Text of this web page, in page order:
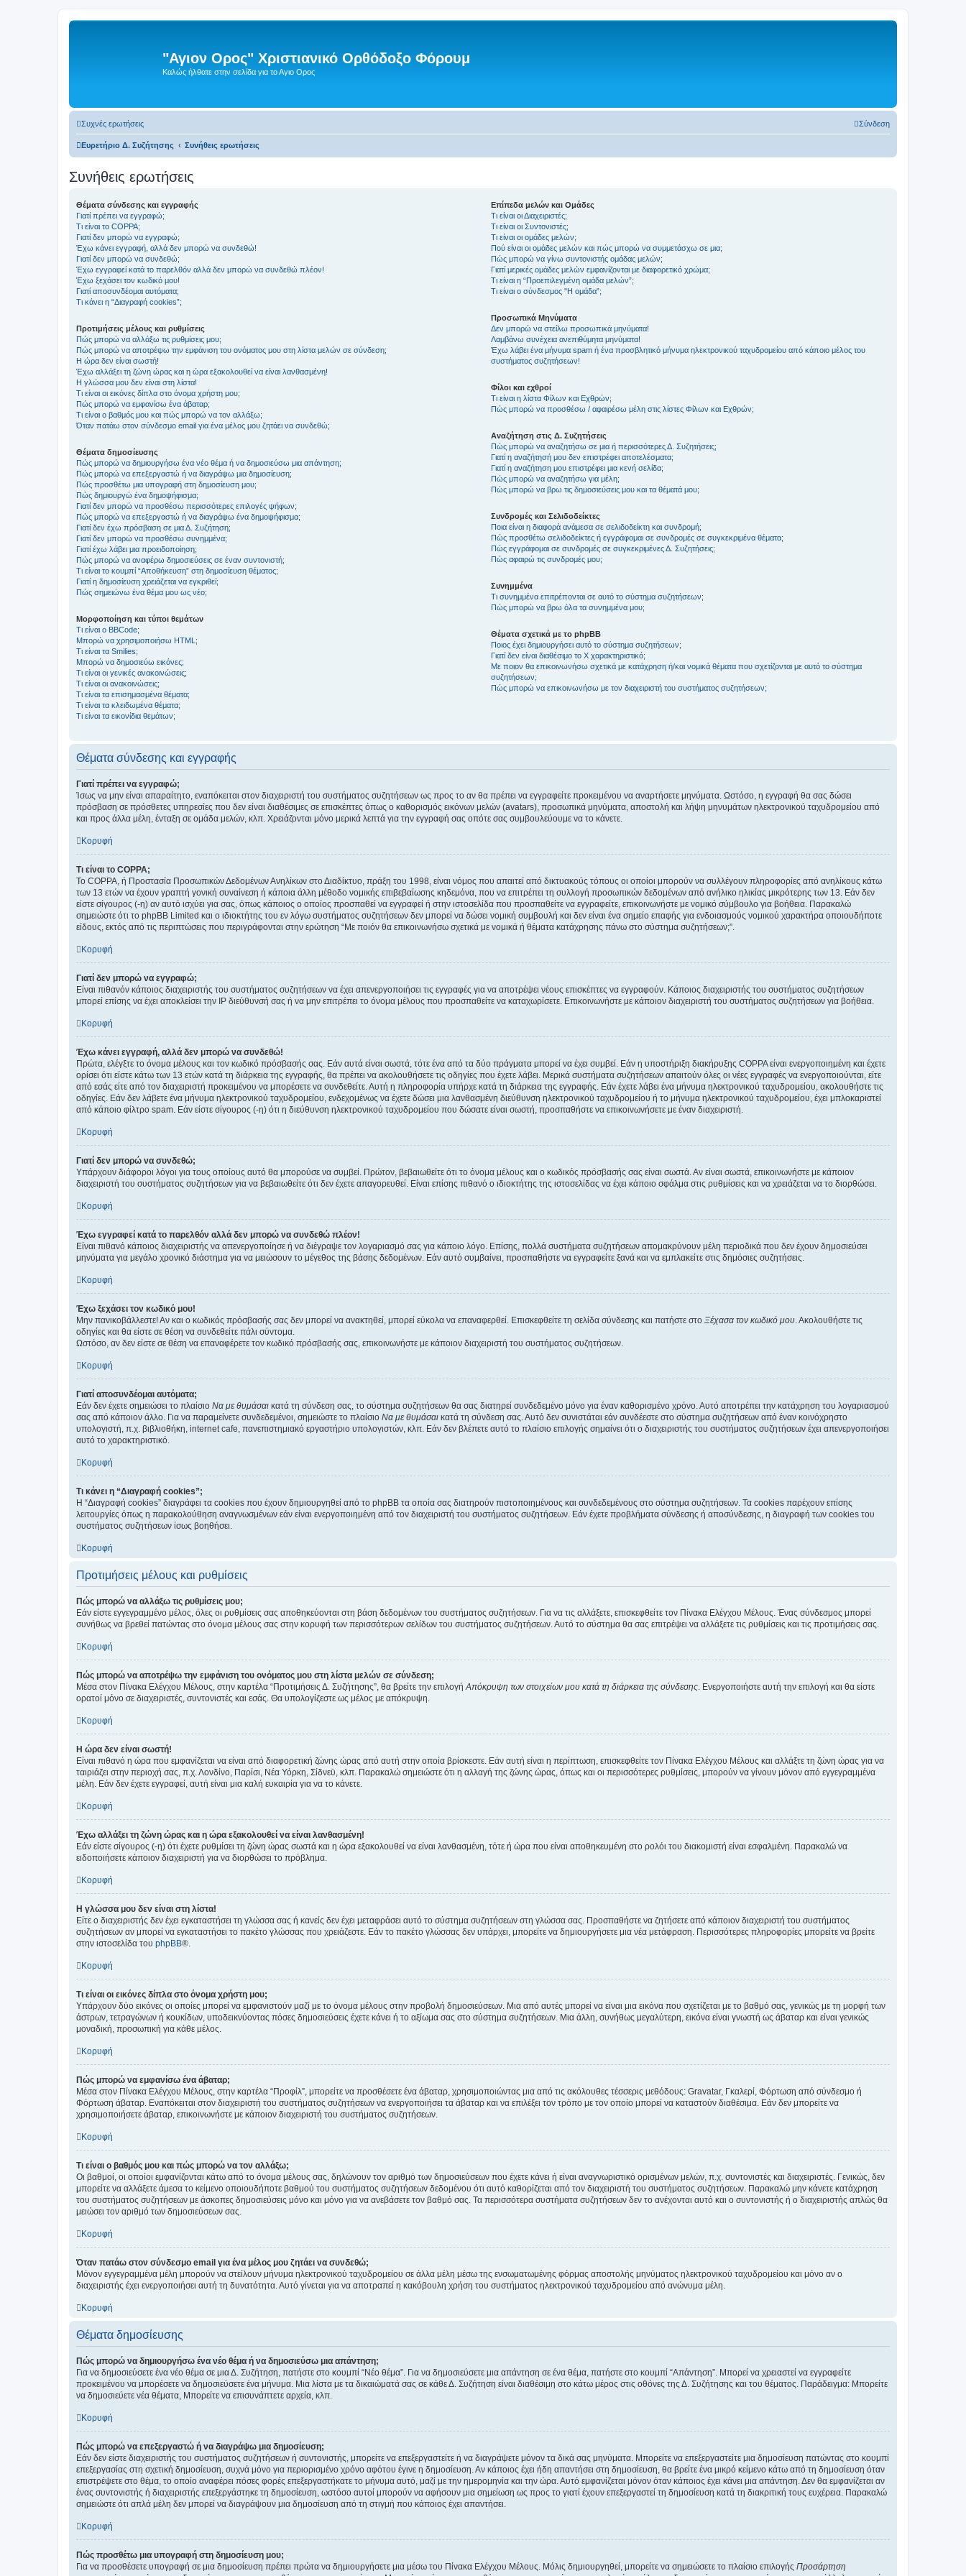
"Αγιον Ορος" Χριστιανικό Ορθόδοξο Φόρουμ
Καλώς ήλθατε στην σελίδα για το Αγιο Ορος
Συχνές ερωτήσεις Σύνδεση
Ευρετήριο Δ. Συζήτησης Συνήθεις ερωτήσεις
Συνήθεις ερωτήσεις
Θέματα σύνδεσης και εγγραφής
Γιατί πρέπει να εγγραφώ;
Τι είναι το COPPA;
Γιατί δεν μπορώ να εγγραφώ;
Έχω κάνει εγγραφή, αλλά δεν μπορώ να συνδεθώ!
Γιατί δεν μπορώ να συνδεθώ;
Έχω εγγραφεί κατά το παρελθόν αλλά δεν μπορώ να συνδεθώ πλέον!
Έχω ξεχάσει τον κωδικό μου!
Γιατί αποσυνδέομαι αυτόματα;
Τι κάνει η “Διαγραφή cookies”;
Προτιμήσεις μέλους και ρυθμίσεις
Πώς μπορώ να αλλάξω τις ρυθμίσεις μου;
Πώς μπορώ να αποτρέψω την εμφάνιση του ονόματος μου στη λίστα μελών σε σύνδεση;
Η ώρα δεν είναι σωστή!
Έχω αλλάξει τη ζώνη ώρας και η ώρα εξακολουθεί να είναι λανθασμένη!
Η γλώσσα μου δεν είναι στη λίστα!
Τι είναι οι εικόνες δίπλα στο όνομα χρήστη μου;
Πώς μπορώ να εμφανίσω ένα άβαταρ;
Τι είναι ο βαθμός μου και πώς μπορώ να τον αλλάξω;
Όταν πατάω στον σύνδεσμο email για ένα μέλος μου ζητάει να συνδεθώ;
Θέματα δημοσίευσης
Πώς μπορώ να δημιουργήσω ένα νέο θέμα ή να δημοσιεύσω μια απάντηση;
Πώς μπορώ να επεξεργαστώ ή να διαγράψω μια δημοσίευση;
Πώς προσθέτω μια υπογραφή στη δημοσίευση μου;
Πώς δημιουργώ ένα δημοψήφισμα;
Γιατί δεν μπορώ να προσθέσω περισσότερες επιλογές ψήφων;
Πώς μπορώ να επεξεργαστώ ή να διαγράψω ένα δημοψήφισμα;
Γιατί δεν έχω πρόσβαση σε μια Δ. Συζήτηση;
Γιατί δεν μπορώ να προσθέσω συνημμένα;
Γιατί έχω λάβει μια προειδοποίηση;
Πώς μπορώ να αναφέρω δημοσιεύσεις σε έναν συντονιστή;
Τι είναι το κουμπί “Αποθήκευση” στη δημοσίευση θέματος;
Γιατί η δημοσίευση χρειάζεται να εγκριθεί;
Πώς σημειώνω ένα θέμα μου ως νέο;
Μορφοποίηση και τύποι θεμάτων
Τι είναι ο BBCode;
Μπορώ να χρησιμοποιήσω HTML;
Τι είναι τα Smilies;
Μπορώ να δημοσιεύω εικόνες;
Τι είναι οι γενικές ανακοινώσεις;
Τι είναι οι ανακοινώσεις;
Τι είναι τα επισημασμένα θέματα;
Τι είναι τα κλειδωμένα θέματα;
Τι είναι τα εικονίδια θεμάτων;
Επίπεδα μελών και Ομάδες
Τι είναι οι Διαχειριστές;
Τι είναι οι Συντονιστές;
Τι είναι οι ομάδες μελών;
Πού είναι οι ομάδες μελών και πώς μπορώ να συμμετάσχω σε μια;
Πώς μπορώ να γίνω συντονιστής ομάδας μελών;
Γιατί μερικές ομάδες μελών εμφανίζονται με διαφορετικό χρώμα;
Τι είναι η “Προεπιλεγμένη ομάδα μελών”;
Τι είναι ο σύνδεσμος "Η ομάδα”;
Προσωπικά Μηνύματα
Δεν μπορώ να στείλω προσωπικά μηνύματα!
Λαμβάνω συνέχεια ανεπιθύμητα μηνύματα!
Έχω λάβει ένα μήνυμα spam ή ένα προσβλητικό μήνυμα ηλεκτρονικού ταχυδρομείου από κάποιο μέλος του
συστήματος συζητήσεων!
Φίλοι και εχθροί
Τι είναι η λίστα Φίλων και Εχθρών;
Πώς μπορώ να προσθέσω / αφαιρέσω μέλη στις λίστες Φίλων και Εχθρών;
Αναζήτηση στις Δ. Συζητήσεις
Πώς μπορώ να αναζητήσω σε μια ή περισσότερες Δ. Συζητήσεις;
Γιατί η αναζήτησή μου δεν επιστρέφει αποτελέσματα;
Γιατί η αναζήτηση μου επιστρέφει μια κενή σελίδα;
Πώς μπορώ να αναζητήσω για μέλη;
Πώς μπορώ να βρω τις δημοσιεύσεις μου και τα θέματά μου;
Συνδρομές και Σελιδοδείκτες
Ποια είναι η διαφορά ανάμεσα σε σελιδοδείκτη και συνδρομή;
Πώς προσθέτω σελιδοδείκτες ή εγγράφομαι σε συνδρομές σε συγκεκριμένα θέματα;
Πώς εγγράφομαι σε συνδρομές σε συγκεκριμένες Δ. Συζητήσεις;
Πώς αφαιρώ τις συνδρομές μου;
Συνημμένα
Τι συνημμένα επιτρέπονται σε αυτό το σύστημα συζητήσεων;
Πώς μπορώ να βρω όλα τα συνημμένα μου;
Θέματα σχετικά με το phpBB
Ποιος έχει δημιουργήσει αυτό το σύστημα συζητήσεων;
Γιατί δεν είναι διαθέσιμο το Χ χαρακτηριστικό;
Με ποιον θα επικοινωνήσω σχετικά με κατάχρηση ή/και νομικά θέματα που σχετίζονται με αυτό το σύστημα
συζητήσεων;
Πώς μπορώ να επικοινωνήσω με τον διαχειριστή του συστήματος συζητήσεων;
Θέματα σύνδεσης και εγγραφής
Γιατί πρέπει να εγγραφώ;
Ίσως να μην είναι απαραίτητο, εναπόκειται στον διαχειριστή του συστήματος συζητήσεων ως προς το αν θα πρέπει να εγγραφείτε προκειμένου να αναρτήσετε μηνύματα. Ωστόσο, η εγγραφή θα σας δώσει
πρόσβαση σε πρόσθετες υπηρεσίες που δεν είναι διαθέσιμες σε επισκέπτες όπως ο καθορισμός εικόνων μελών (avatars), προσωπικά μηνύματα, αποστολή και λήψη μηνυμάτων ηλεκτρονικού ταχυδρομείου από
και προς άλλα μέλη, ένταξη σε ομάδα μελών, κλπ. Χρειάζονται μόνο μερικά λεπτά για την εγγραφή σας οπότε σας συμβουλεύουμε να το κάνετε.
Κορυφή
Τι είναι το COPPA;
Το COPPA, ή Προστασία Προσωπικών Δεδομένων Ανηλίκων στο Διαδίκτυο, πράξη του 1998, είναι νόμος που απαιτεί από δικτυακούς τόπους οι οποίοι μπορούν να συλλέγουν πληροφορίες από ανηλίκους κάτω
των 13 ετών να έχουν γραπτή γονική συναίνεση ή κάποια άλλη μέθοδο νομικής επιβεβαίωσης κηδεμόνα, που να επιτρέπει τη συλλογή προσωπικών δεδομένων από ανήλικο ηλικίας μικρότερης των 13. Εάν δεν
είστε σίγουρος (-η) αν αυτό ισχύει για σας, όπως κάποιος ο οποίος προσπαθεί να εγγραφεί ή στην ιστοσελίδα που προσπαθείτε να εγγραφείτε, επικοινωνήστε με νομικό σύμβουλο για βοήθεια. Παρακαλώ
σημειώστε ότι το phpBB Limited και ο ιδιοκτήτης του εν λόγω συστήματος συζητήσεων δεν μπορεί να δώσει νομική συμβουλή και δεν είναι ένα σημείο επαφής για ενδοιασμούς νομικού χαρακτήρα οποιουδήποτε
είδους, εκτός από τις περιπτώσεις που περιγράφονται στην ερώτηση “Με ποιόν θα επικοινωνήσω σχετικά με νομικά ή θέματα κατάχρησης πάνω στο σύστημα συζητήσεων;”.
Κορυφή
Γιατί δεν μπορώ να εγγραφώ;
Είναι πιθανόν κάποιος διαχειριστής του συστήματος συζητήσεων να έχει απενεργοποιήσει τις εγγραφές για να αποτρέψει νέους επισκέπτες να εγγραφούν. Κάποιος διαχειριστής του συστήματος συζητήσεων
μπορεί επίσης να έχει αποκλείσει την IP διεύθυνσή σας ή να μην επιτρέπει το όνομα μέλους που προσπαθείτε να καταχωρίσετε. Επικοινωνήστε με κάποιον διαχειριστή του συστήματος συζητήσεων για βοήθεια.
Κορυφή
Έχω κάνει εγγραφή, αλλά δεν μπορώ να συνδεθώ!
Πρώτα, ελέγξτε το όνομα μέλους και τον κωδικό πρόσβασής σας. Εάν αυτά είναι σωστά, τότε ένα από τα δύο πράγματα μπορεί να έχει συμβεί. Εάν η υποστήριξη διακήρυξης COPPA είναι ενεργοποιημένη και έχετε
ορίσει ότι είστε κάτω των 13 ετών κατά τη διάρκεια της εγγραφής, θα πρέπει να ακολουθήσετε τις οδηγίες που έχετε λάβει. Μερικά συστήματα συζητήσεων απαιτούν όλες οι νέες εγγραφές να ενεργοποιούνται, είτε
από εσάς είτε από τον διαχειριστή προκειμένου να μπορέσετε να συνδεθείτε. Αυτή η πληροφορία υπήρχε κατά τη διάρκεια της εγγραφής. Εάν έχετε λάβει ένα μήνυμα ηλεκτρονικού ταχυδρομείου, ακολουθήστε τις
οδηγίες. Εάν δεν λάβετε ένα μήνυμα ηλεκτρονικού ταχυδρομείου, ενδεχομένως να έχετε δώσει μια λανθασμένη διεύθυνση ηλεκτρονικού ταχυδρομείου ή το μήνυμα ηλεκτρονικού ταχυδρομείου, έχει μπλοκαριστεί
από κάποιο φίλτρο spam. Εάν είστε σίγουρος (-η) ότι η διεύθυνση ηλεκτρονικού ταχυδρομείου που δώσατε είναι σωστή, προσπαθήστε να επικοινωνήσετε με έναν διαχειριστή.
Κορυφή
Γιατί δεν μπορώ να συνδεθώ;
Υπάρχουν διάφοροι λόγοι για τους οποίους αυτό θα μπορούσε να συμβεί. Πρώτον, βεβαιωθείτε ότι το όνομα μέλους και ο κωδικός πρόσβασής σας είναι σωστά. Αν είναι σωστά, επικοινωνήστε με κάποιον
διαχειριστή του συστήματος συζητήσεων για να βεβαιωθείτε ότι δεν έχετε απαγορευθεί. Είναι επίσης πιθανό ο ιδιοκτήτης της ιστοσελίδας να έχει κάποιο σφάλμα στις ρυθμίσεις και να χρειάζεται να το διορθώσει.
Κορυφή
Έχω εγγραφεί κατά το παρελθόν αλλά δεν μπορώ να συνδεθώ πλέον!
Είναι πιθανό κάποιος διαχειριστής να απενεργοποίησε ή να διέγραψε τον λογαριασμό σας για κάποιο λόγο. Επίσης, πολλά συστήματα συζητήσεων απομακρύνουν μέλη περιοδικά που δεν έχουν δημοσιεύσει
μηνύματα για μεγάλο χρονικό διάστημα για να μειώσουν το μέγεθος της βάσης δεδομένων. Εάν αυτό συμβαίνει, προσπαθήστε να εγγραφείτε ξανά και να εμπλακείτε στις δημόσιες συζητήσεις.
Κορυφή
Έχω ξεχάσει τον κωδικό μου!
Μην πανικοβάλλεστε! Αν και ο κωδικός πρόσβασής σας δεν μπορεί να ανακτηθεί, μπορεί εύκολα να επαναφερθεί. Επισκεφθείτε τη σελίδα σύνδεσης και πατήστε στο Ξέχασα τον κωδικό μου. Ακολουθήστε τις
οδηγίες και θα είστε σε θέση να συνδεθείτε πάλι σύντομα.
Ωστόσο, αν δεν είστε σε θέση να επαναφέρετε τον κωδικό πρόσβασής σας, επικοινωνήστε με κάποιον διαχειριστή του συστήματος συζητήσεων.
Κορυφή
Γιατί αποσυνδέομαι αυτόματα;
Εάν δεν έχετε σημειώσει το πλαίσιο Να με θυμάσαι κατά τη σύνδεση σας, το σύστημα συζητήσεων θα σας διατηρεί συνδεδεμένο μόνο για έναν καθορισμένο χρόνο. Αυτό αποτρέπει την κατάχρηση του λογαριασμού
σας από κάποιον άλλο. Για να παραμείνετε συνδεδεμένοι, σημειώστε το πλαίσιο Να με θυμάσαι κατά τη σύνδεση σας. Αυτό δεν συνιστάται εάν συνδέεστε στο σύστημα συζητήσεων από έναν κοινόχρηστο
υπολογιστή, π.χ. βιβλιοθήκη, internet cafe, πανεπιστημιακό εργαστήριο υπολογιστών, κλπ. Εάν δεν βλέπετε αυτό το πλαίσιο επιλογής σημαίνει ότι ο διαχειριστής του συστήματος συζητήσεων έχει απενεργοποιήσει
αυτό το χαρακτηριστικό.
Κορυφή
Τι κάνει η “Διαγραφή cookies”;
Η “Διαγραφή cookies” διαγράφει τα cookies που έχουν δημιουργηθεί από το phpBB τα οποία σας διατηρούν πιστοποιημένους και συνδεδεμένους στο σύστημα συζητήσεων. Τα cookies παρέχουν επίσης
λειτουργίες όπως η παρακολούθηση αναγνωσμένων εάν είναι ενεργοποιημένη από τον διαχειριστή του συστήματος συζητήσεων. Εάν έχετε προβλήματα σύνδεσης ή αποσύνδεσης, η διαγραφή των cookies του
συστήματος συζητήσεων ίσως βοηθήσει.
Κορυφή
Προτιμήσεις μέλους και ρυθμίσεις
Πώς μπορώ να αλλάξω τις ρυθμίσεις μου;
Εάν είστε εγγεγραμμένο μέλος, όλες οι ρυθμίσεις σας αποθηκεύονται στη βάση δεδομένων του συστήματος συζητήσεων. Για να τις αλλάξετε, επισκεφθείτε τον Πίνακα Ελέγχου Μέλους. Ένας σύνδεσμος μπορεί
συνήθως να βρεθεί πατώντας στο όνομα μέλους σας στην κορυφή των περισσότερων σελίδων του συστήματος συζητήσεων. Αυτό το σύστημα θα σας επιτρέψει να αλλάξετε τις ρυθμίσεις και τις προτιμήσεις σας.
Κορυφή
Πώς μπορώ να αποτρέψω την εμφάνιση του ονόματος μου στη λίστα μελών σε σύνδεση;
Μέσα στον Πίνακα Ελέγχου Μέλους, στην καρτέλα “Προτιμήσεις Δ. Συζήτησης”, θα βρείτε την επιλογήΑπόκρυψη των στοιχείων μου κατά τη διάρκεια της σύνδεσης. Ενεργοποιήστε αυτή την επιλογή και θα είστε
ορατοί μόνο σε διαχειριστές, συντονιστές και εσάς. Θα υπολογίζεστε ως μέλος με απόκρυψη.
Κορυφή
Η ώρα δεν είναι σωστή!
Είναι πιθανό η ώρα που εμφανίζεται να είναι από διαφορετική ζώνης ώρας από αυτή στην οποία βρίσκεστε. Εάν αυτή είναι η περίπτωση, επισκεφθείτε τον Πίνακα Ελέγχου Μέλους και αλλάξτε τη ζώνη ώρας για να
ταιριάζει στην περιοχή σας, π.χ. Λονδίνο, Παρίσι, Νέα Υόρκη, Σίδνεϋ, κλπ. Παρακαλώ σημειώστε ότι η αλλαγή της ζώνης ώρας, όπως και οι περισσότερες ρυθμίσεις, μπορούν να γίνουν μόνον από εγγεγραμμένα
μέλη. Εάν δεν έχετε εγγραφεί, αυτή είναι μια καλή ευκαιρία για να το κάνετε.
Κορυφή
Έχω αλλάξει τη ζώνη ώρας και η ώρα εξακολουθεί να είναι λανθασμένη!
Εάν είστε σίγουρος (-η) ότι έχετε ρυθμίσει τη ζώνη ώρας σωστά και η ώρα εξακολουθεί να είναι λανθασμένη, τότε ή ώρα που είναι αποθηκευμένη στο ρολόι του διακομιστή είναι εσφαλμένη. Παρακαλώ να
ειδοποιήσετε κάποιον διαχειριστή για να διορθώσει το πρόβλημα.
Κορυφή
Η γλώσσα μου δεν είναι στη λίστα!
Είτε ο διαχειριστής δεν έχει εγκαταστήσει τη γλώσσα σας ή κανείς δεν έχει μεταφράσει αυτό το σύστημα συζητήσεων στη γλώσσα σας. Προσπαθήστε να ζητήσετε από κάποιον διαχειριστή του συστήματος
συζητήσεων αν μπορεί να εγκαταστήσει το πακέτο γλώσσας που χρειάζεστε. Εάν το πακέτο γλώσσας δεν υπάρχει, μπορείτε να δημιουργήσετε μια νέα μετάφραση. Περισσότερες πληροφορίες μπορείτε να βρείτε
στην ιστοσελίδα του phpBB®.
Κορυφή
Τι είναι οι εικόνες δίπλα στο όνομα χρήστη μου;
Υπάρχουν δύο εικόνες οι οποίες μπορεί να εμφανιστούν μαζί με το όνομα μέλους στην προβολή δημοσιεύσεων. Μια από αυτές μπορεί να είναι μια εικόνα που σχετίζεται με το βαθμό σας, γενικώς με τη μορφή των
άστρων, τετραγώνων ή κουκίδων, υποδεικνύοντας πόσες δημοσιεύσεις έχετε κάνει ή το αξίωμα σας στο σύστημα συζητήσεων. Μια άλλη, συνήθως μεγαλύτερη, εικόνα είναι γνωστή ως άβαταρ και είναι γενικώς
μοναδική, προσωπική για κάθε μέλος.
Κορυφή
Πώς μπορώ να εμφανίσω ένα άβαταρ;
Μέσα στον Πίνακα Ελέγχου Μέλους, στην καρτέλα “Προφίλ”, μπορείτε να προσθέσετε ένα άβαταρ, χρησιμοποιώντας μια από τις ακόλουθες τέσσερις μεθόδους: Gravatar, Γκαλερί, Φόρτωση από σύνδεσμο ή
Φόρτωση άβαταρ. Εναπόκειται στον διαχειριστή του συστήματος συζητήσεων να ενεργοποιήσει τα άβαταρ και να επιλέξει τον τρόπο με τον οποίο μπορεί να καταστούν διαθέσιμα. Εάν δεν μπορείτε να
χρησιμοποιήσετε άβαταρ, επικοινωνήστε με κάποιον διαχειριστή του συστήματος συζητήσεων.
Κορυφή
Τι είναι ο βαθμός μου και πώς μπορώ να τον αλλάξω;
Οι βαθμοί, οι οποίοι εμφανίζονται κάτω από το όνομα μέλους σας, δηλώνουν τον αριθμό των δημοσιεύσεων που έχετε κάνει ή είναι αναγνωριστικό ορισμένων μελών, π.χ. συντονιστές και διαχειριστές. Γενικώς, δεν
μπορείτε να αλλάξετε άμεσα το κείμενο οποιουδήποτε βαθμού του συστήματος συζητήσεων δεδομένου ότι αυτό καθορίζεται από τον διαχειριστή του συστήματος συζητήσεων. Παρακαλώ μην κάνετε κατάχρηση
του συστήματος συζητήσεων με άσκοπες δημοσιεύσεις μόνο και μόνο για να ανεβάσετε τον βαθμό σας. Τα περισσότερα συστήματα συζητήσεων δεν το ανέχονται αυτό και ο συντονιστής ή ο διαχειριστής απλώς θα
μειώσει τον αριθμό των δημοσιεύσεων σας.
Κορυφή
Όταν πατάω στον σύνδεσμο email για ένα μέλος μου ζητάει να συνδεθώ;
Μόνον εγγεγραμμένα μέλη μπορούν να στείλουν μήνυμα ηλεκτρονικού ταχυδρομείου σε άλλα μέλη μέσω της ενσωματωμένης φόρμας αποστολής μηνύματος ηλεκτρονικού ταχυδρομείου και μόνο αν ο
διαχειριστής έχει ενεργοποιήσει αυτή τη δυνατότητα. Αυτό γίνεται για να αποτραπεί η κακόβουλη χρήση του συστήματος ηλεκτρονικού ταχυδρομείου από ανώνυμα μέλη.
Κορυφή
Θέματα δημοσίευσης
Πώς μπορώ να δημιουργήσω ένα νέο θέμα ή να δημοσιεύσω μια απάντηση;
Για να δημοσιεύσετε ένα νέο θέμα σε μια Δ. Συζήτηση, πατήστε στο κουμπί “Νέο θέμα”. Για να δημοσιεύσετε μια απάντηση σε ένα θέμα, πατήστε στο κουμπί “Απάντηση”. Μπορεί να χρειαστεί να εγγραφείτε
προκειμένου να μπορέσετε να δημοσιεύσετε ένα μήνυμα. Μια λίστα με τα δικαιώματά σας σε κάθε Δ. Συζήτηση είναι διαθέσιμη στο κάτω μέρος στις οθόνες της Δ. Συζήτησης και του θέματος. Παράδειγμα: Μπορείτε
να δημοσιεύετε νέα θέματα, Μπορείτε να επισυνάπτετε αρχεία, κλπ.
Κορυφή
Πώς μπορώ να επεξεργαστώ ή να διαγράψω μια δημοσίευση;
Εάν δεν είστε διαχειριστής του συστήματος συζητήσεων ή συντονιστής, μπορείτε να επεξεργαστείτε ή να διαγράψετε μόνον τα δικά σας μηνύματα. Μπορείτε να επεξεργαστείτε μια δημοσίευση πατώντας στο κουμπί
επεξεργασίας στη σχετική δημοσίευση, συχνά μόνο για περιορισμένο χρόνο αφότου έγινε η δημοσίευση. Αν κάποιος έχει ήδη απαντήσει στη δημοσίευση, θα βρείτε ένα μικρό κείμενο κάτω από τη δημοσίευση όταν
επιστρέψετε στο θέμα, το οποίο αναφέρει πόσες φορές επεξεργαστήκατε το μήνυμα αυτό, μαζί με την ημερομηνία και την ώρα. Αυτό εμφανίζεται μόνον όταν κάποιος έχει κάνει μια απάντηση. Δεν θα εμφανίζεται αν
ένας συντονιστής ή διαχειριστής επεξεργάστηκε τη δημοσίευση, ωστόσο αυτοί μπορούν να αφήσουν μια σημείωση ως προς το γιατί έχουν επεξεργαστεί τη δημοσίευση κατά τη διακριτική τους ευχέρεια. Παρακαλώ
σημειώστε ότι απλά μέλη δεν μπορεί να διαγράψουν μια δημοσίευση από τη στιγμή που κάποιος έχει απαντήσει.
Κορυφή
Πώς προσθέτω μια υπογραφή στη δημοσίευση μου;
Για να προσθέσετε υπογραφή σε μια δημοσίευση πρέπει πρώτα να δημιουργήσετε μια μέσω του Πίνακα Ελέγχου Μέλους. Μόλις δημιουργηθεί, μπορείτε να σημειώσετε το πλαίσιο επιλογής Προσάρτηση